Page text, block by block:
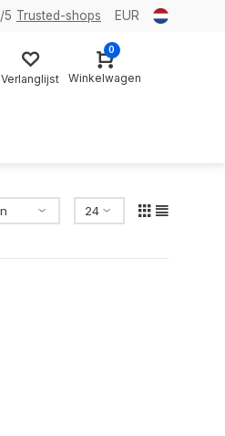
/5 Trusted-shops EUR
Verlanglijst
0
Winkelwagen